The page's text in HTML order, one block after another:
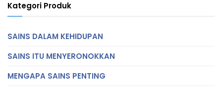
Kategori Produk
SAINS DALAM KEHIDUPAN
SAINS ITU MENYERONOKKAN
MENGAPA SAINS PENTING